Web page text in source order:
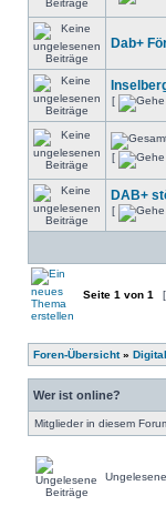
Dab+
[
[
DAB+
[
Seite 1 von 1
Foren-Übersicht»
Wer ist online?
Mitglieder in diesem